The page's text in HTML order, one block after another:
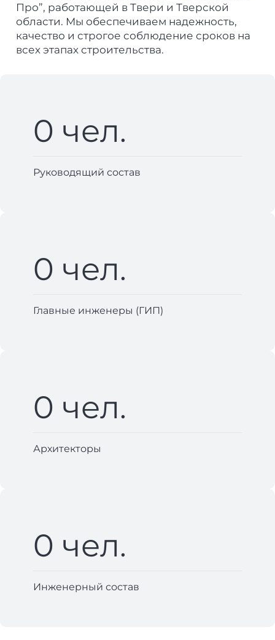
Про”, работающей в Твери и Тверской
области. Мы обеспечиваем надежность,
качество и строгое соблюдение сроков на
всех этапах строительства.
0 чел.
Руководящий состав
0 чел.
Главные инженеры (ГИП)
0 чел.
Архитекторы
0 чел.
Инженерный состав